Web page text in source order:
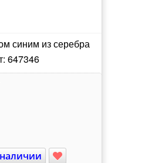
синим из серебра
647346